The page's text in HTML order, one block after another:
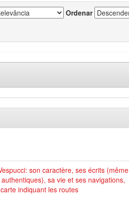
Ordenar
son caractère, ses écrits (même
sa vie et ses navigations,
indiquant les routes